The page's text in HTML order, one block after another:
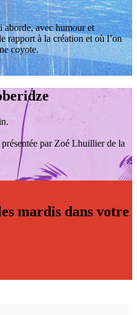
avec humour et
rapport à la création et où l’on
coyote.
présentée par Zoé Lhuillier de la
mardis dans votre